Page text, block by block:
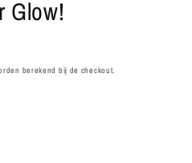
Glow!
berekend bij de checkout.